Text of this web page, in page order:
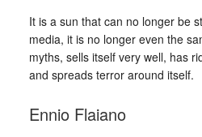
It is a sun that can no longer be
media, it is no longer even the
myths, sells itself very well, has
and spreads terror around itself.
Ennio Flaiano